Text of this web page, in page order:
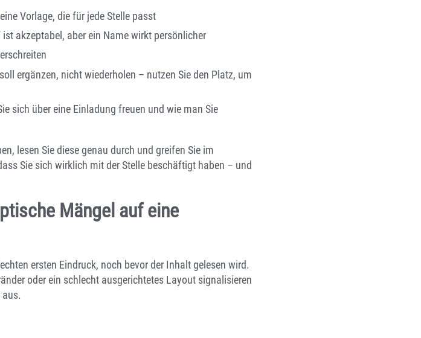
Vorlage, die für jede Stelle passt
ist akzeptabel, aber ein Name wirkt persönlicher
ergänzen, nicht wiederholen – nutzen Sie den Platz, um
sich über eine Einladung freuen und wie man Sie
lesen Sie diese genau durch und greifen Sie im
Sie sich wirklich mit der Stelle beschäftigt haben – und
Mängel auf eine
ersten Eindruck, noch bevor der Inhalt gelesen wird.
oder ein schlecht ausgerichtetes Layout signalisieren
aus.